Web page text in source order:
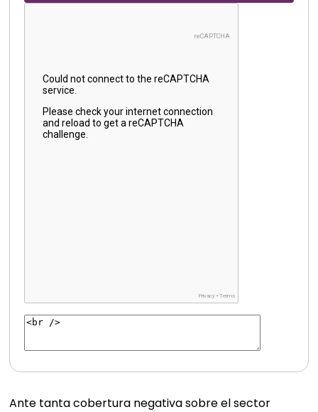
Ante tanta cobertura negativa sobre el sector